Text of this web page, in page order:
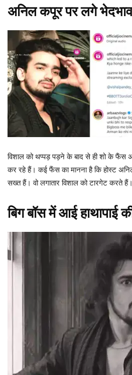
अनिल कपूर पर लगे
विशाल को थप्पड़ पड़ने के बाद से ही शो के फैंस
कर रहे हैं। कई फैंस का मानना है कि होस्ट
सख्त हैं। वो लगातार विशाल को टारगेट करते हैं।
बिग बॉस में आई हाथापाई